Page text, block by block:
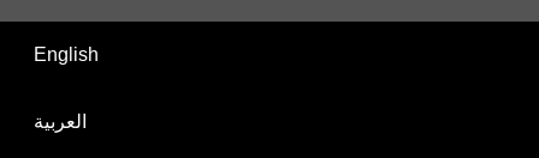
English
العربية